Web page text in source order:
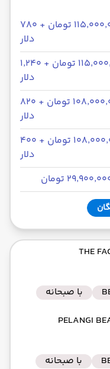
۱۱۵٬۰۰۰٬۰۰۰ تومان + ۷۸۰
دلار
۱۱۵٬۰۰۰٬۰۰۰ تومان + ۱٬۲۴۰
دلار
۱۰۸٬۰۰۰٬۰۰۰ تومان + ۸۲۰
دلار
۱۰۸٬۰۰۰٬۰۰۰ تومان + ۴۰۰
دلار
تومان
با صبحانه
با صبحانه